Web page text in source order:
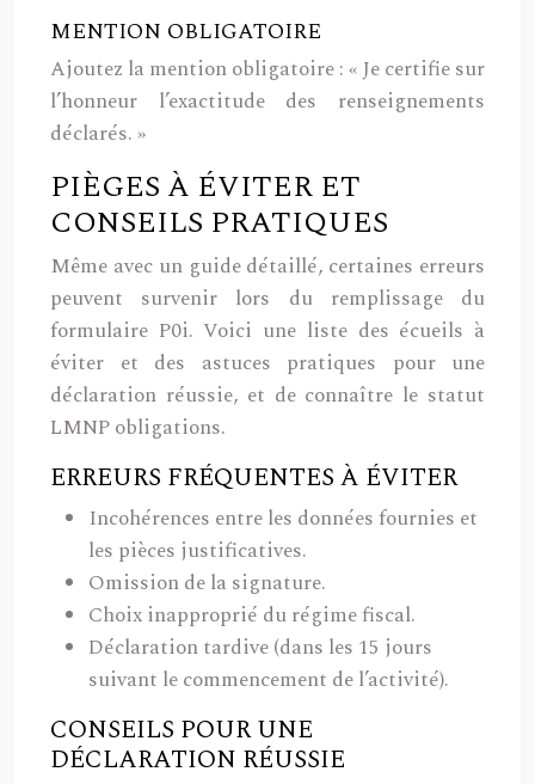
MENTION OBLIGATOIRE
Ajoutez la mention obligatoire : « Je certifie sur
l’honneur l’exactitude des renseignements
déclarés. »
PIÈGES À ÉVITER ET
CONSEILS PRATIQUES
Même avec un guide détaillé, certaines erreurs
peuvent survenir lors du remplissage du
formulaire P0i. Voici une liste des écueils à
éviter et des astuces pratiques pour une
déclaration réussie, et de connaître le statut
LMNP obligations.
ERREURS FRÉQUENTES À ÉVITER
Incohérences entre les données fournies et
les pièces justificatives.
Omission de la signature.
Choix inapproprié du régime fiscal.
Déclaration tardive (dans les 15 jours
suivant le commencement de l’activité).
CONSEILS POUR UNE
DÉCLARATION RÉUSSIE